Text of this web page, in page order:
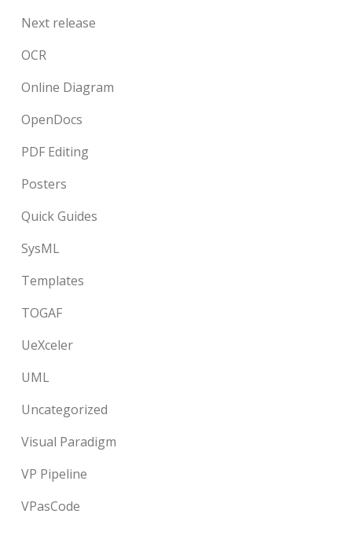
Next release
OCR
Online Diagram
OpenDocs
PDF Editing
Posters
Quick Guides
SysML
Templates
TOGAF
UeXceler
UML
Uncategorized
Visual Paradigm
VP Pipeline
VPasCode